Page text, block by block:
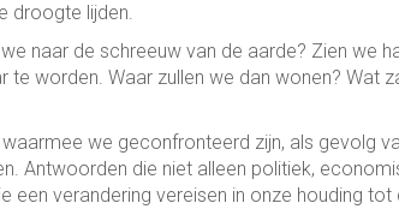
droogte lijden.
naar de schreeuw van de aarde? Zien we
worden. Waar zullen we dan wonen? Wat
we geconfronteerd zijn, als gevolg
Antwoorden die niet alleen politiek,
een verandering vereisen in onze houding